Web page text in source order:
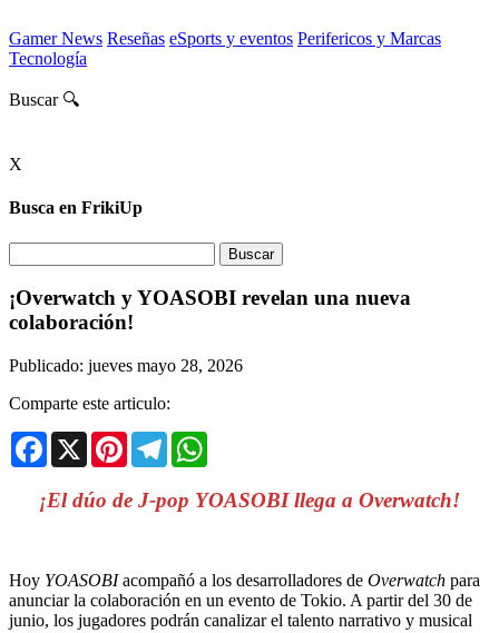
Gamer News Reseñas eSports y eventos Perifericos y Marcas
Tecnología
Buscar 🔍
X
Busca en FrikiUp
¡Overwatch y YOASOBI revelan una nueva
colaboración!
Publicado: jueves mayo 28, 2026
Comparte este articulo:
Facebook
X PinterestTelegram
¡El dúo de J-pop YOASOBI llega a Overwatch!
Hoy YOASOBIacompañó a los desarrolladores de Overwatch para
anunciar la colaboración en un evento de Tokio. A partir del 30 de
junio, los jugadores podrán canalizar el talento narrativo y musical